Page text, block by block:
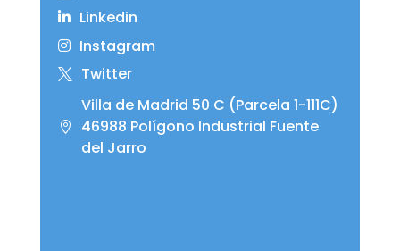
Linkedin
Instagram
Twitter
Villa de Madrid 50 C (Parcela 1-111C)
46988 Polígono Industrial Fuente
del Jarro